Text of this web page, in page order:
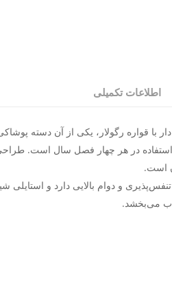
اطلاعات تکمیلی
با قواره رگولار، یکی از آن دسته
در هر چهار فصل سال است. طراحی
است.
تنفس‌پذیری و دوام بالایی دارد و
می‌بخشد.